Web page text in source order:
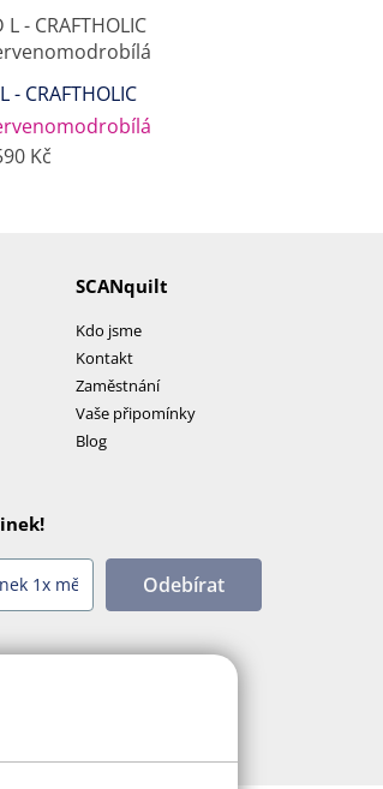
- CRAFTHOLIC
Kč
SCANquilt
Kdo jsme
Kontakt
Zaměstnání
Vaše připomínky
Blog
Odebírat